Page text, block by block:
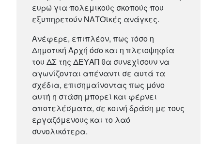
ευρώ για πολεμικούς σκοπούς που
εξυπηρετούν ΝΑΤΟϊκές ανάγκες.
Ανέφερε, επιπλέον, πως τόσο η
Δημοτική Αρχή όσο και η πλειοψηφία
του ΔΣ της ΔΕΥΑΠ θα συνεχίσουν να
αγωνίζονται απέναντι σε αυτά τα
σχέδια, επισημαίνοντας πως μόνο
αυτή η στάση μπορεί και φέρνει
αποτελέσματα, σε κοινή δράση με τους
εργαζόμενους και το λαό
συνολικότερα.